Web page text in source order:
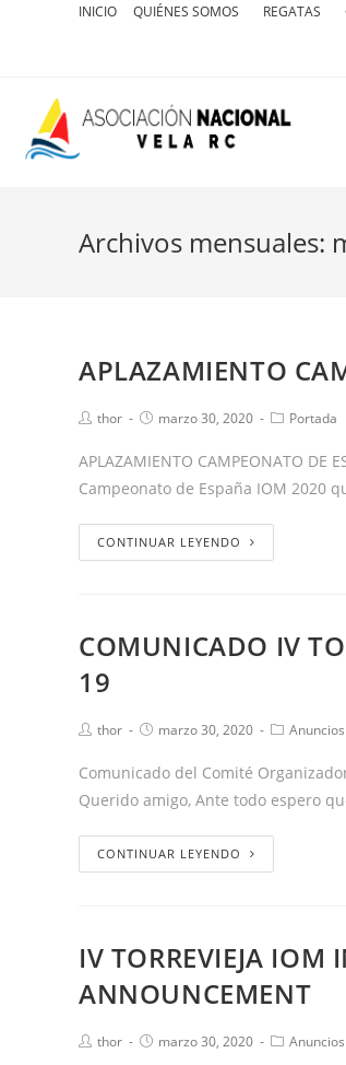
INICIO QUIÉNES SOMOS REGATAS
Archivos mensuales:
APLAZAMIENTO
thor marzo 30, 2020 Portada
APLAZAMIENTO CAMPEONATO DE
Campeonato de España IOM 2020
CONTINUAR LEYENDO
COMUNICADO IV
19
thor marzo 30, 2020
Comunicado del Comité Organizador
Querido amigo, Ante todo espero
CONTINUAR LEYENDO
IV TORREVIEJA
ANNOUNCEMENT
thor marzo 30, 2020